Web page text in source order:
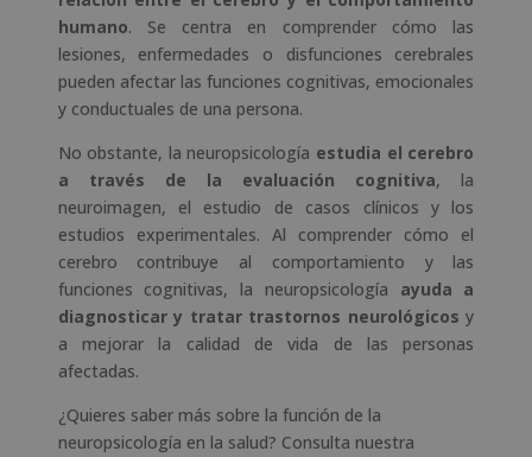
humano. Se centra en comprender cómo las
lesiones, enfermedades o disfunciones cerebrales
pueden afectar las funciones cognitivas, emocionales
y conductuales de una persona.
No obstante, la neuropsicología estudia el cerebro
a través de la evaluación cognitiva, la
neuroimagen, el estudio de casos clínicos y los
estudios experimentales. Al comprender cómo el
cerebro contribuye al comportamiento y las
funciones cognitivas, la neuropsicología ayuda a
diagnosticar y tratar trastornos neurológicos y
a mejorar la calidad de vida de las personas
afectadas.
¿Quieres saber más sobre la función de la
neuropsicología en la salud? Consulta nuestra